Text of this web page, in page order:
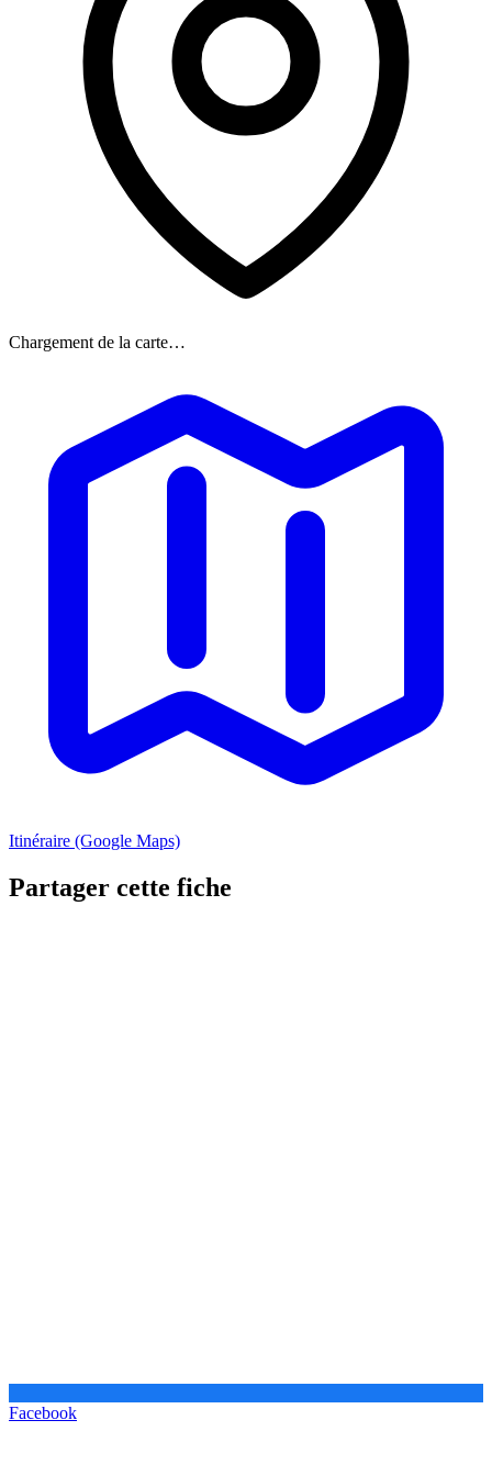
Chargement de la carte…
Itinéraire (Google Maps)
Partager cette fiche
Facebook